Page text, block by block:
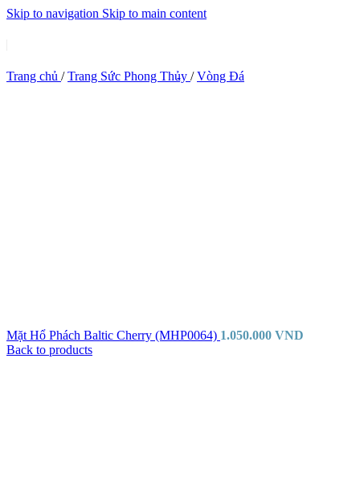
Skip to navigation Skip to main content
Trang chủ / Trang Sức Phong Thủy / Vòng Đá
Mặt Hổ Phách Baltic Cherry (MHP0064) 1.050.000 VND
Back to products